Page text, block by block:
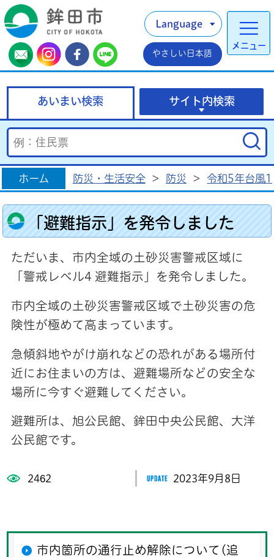
メニュー
Language
やさしい日本語
あいまい検索 サイト内検索
ホーム 防災・生活安全 > 防災 > 令和5年台風
「避難指示」を発令しました
ただいま、市内全域の土砂災害警戒区域に
「警戒レベル4 避難指示」を発令しました。
市内全域の土砂災害警戒区域で土砂災害の危
険性が極めて高まっています。
急傾斜地やがけ崩れなどの恐れがある場所付
近にお住まいの方は、避難場所などの安全な
場所に今すぐ避難してください。
避難所は、旭公民館、鉾田中央公民館、大洋
公民館です。
2462 2023年9月8日
市内箇所の通行止め解除について(追